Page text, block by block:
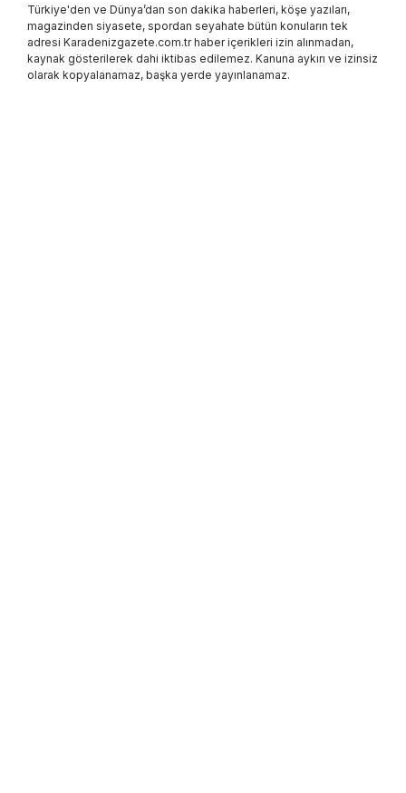
Türkiye'den ve Dünya’dan son dakika haberleri, köşe yazıları,
magazinden siyasete, spordan seyahate bütün konuların tek
adresi Karadenizgazete.com.tr haber içerikleri izin alınmadan,
kaynak gösterilerek dahi iktibas edilemez. Kanuna aykırı ve izinsiz
olarak kopyalanamaz, başka yerde yayınlanamaz.